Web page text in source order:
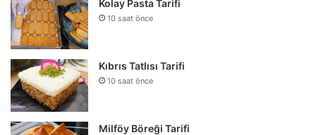
Kolay Pasta Tarifi
10 saat önce
Kıbrıs Tatlısı Tarifi
10 saat önce
Milföy Böreği Tarifi